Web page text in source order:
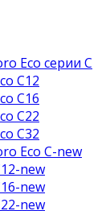
Eco серии С
С12
С16
С22
С32
Eco C-new
new
new
new